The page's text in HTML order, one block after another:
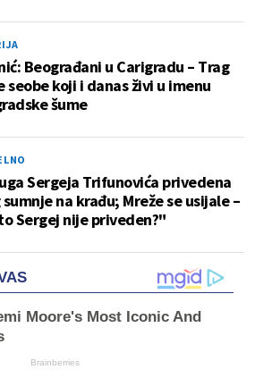
Beograđani u Carigradu – Тrag
seobe koji i danas živi u imenu
šume
Sergeja Trifunovića privedena
na krađu; Mreže se usijale –
Sergej nije priveden?"
Moore's Most Iconic And
Brainberries